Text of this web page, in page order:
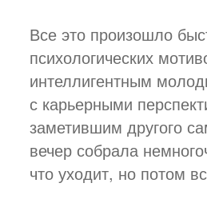
Все это произошло
психологических
интеллигентным
с карьерными
заметившим другого
вечер собрала
что уходит, но потом